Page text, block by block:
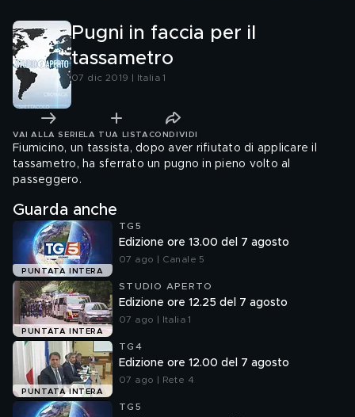
Pugni in faccia per il
tassametro
07 dic 2019 | Italia 1
VAI ALLA SERIE LA TUA LISTA CONDIVIDI
Fiumicino, un tassista, dopo aver rifiutato di applicare il
tassametro, ha sferrato un pugno in pieno volto al
passeggero.
Guarda anche
PUNTATA INTERA
TG5
Edizione ore 13.00 del 7 agosto
07 ago | Canale 5
PUNTATA INTERA
STUDIO APERTO
Edizione ore 12.25 del 7 agosto
07 ago | Italia 1
PUNTATA INTERA
TG4
Edizione ore 12.00 del 7 agosto
07 ago | Rete 4
TG5